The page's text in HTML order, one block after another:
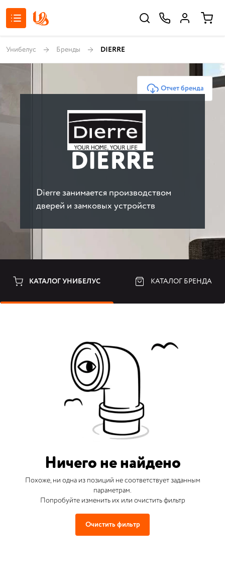
Унибелус Бренды DIERRE
Отчет бренда
DIERRE
Dierre занимается производством
дверей и замковых устройств
КАТАЛОГ УНИБЕЛУС КАТАЛОГ БРЕНДА
Ничего не найдено
Похоже, ни одна из позиций не соответствует заданным
параметрам.
Попробуйте изменить их или очистить фильтр
Очистить фильтр